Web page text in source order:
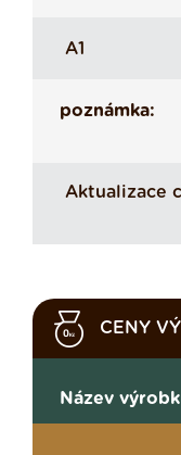
A1
poznámka:
Aktualizace
CENY
Název